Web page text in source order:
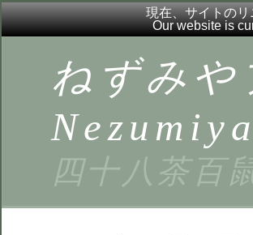
現在、サイトの
Our website is
ねずみ
四十八茶百